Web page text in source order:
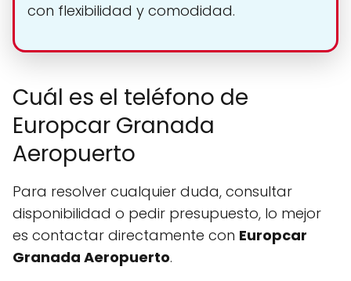
con flexibilidad y comodidad.
Cuál es el teléfono de
Europcar Granada
Aeropuerto
Para resolver cualquier duda, consultar
disponibilidad o pedir presupuesto, lo mejor
es contactar directamente con Europcar
Granada Aeropuerto.